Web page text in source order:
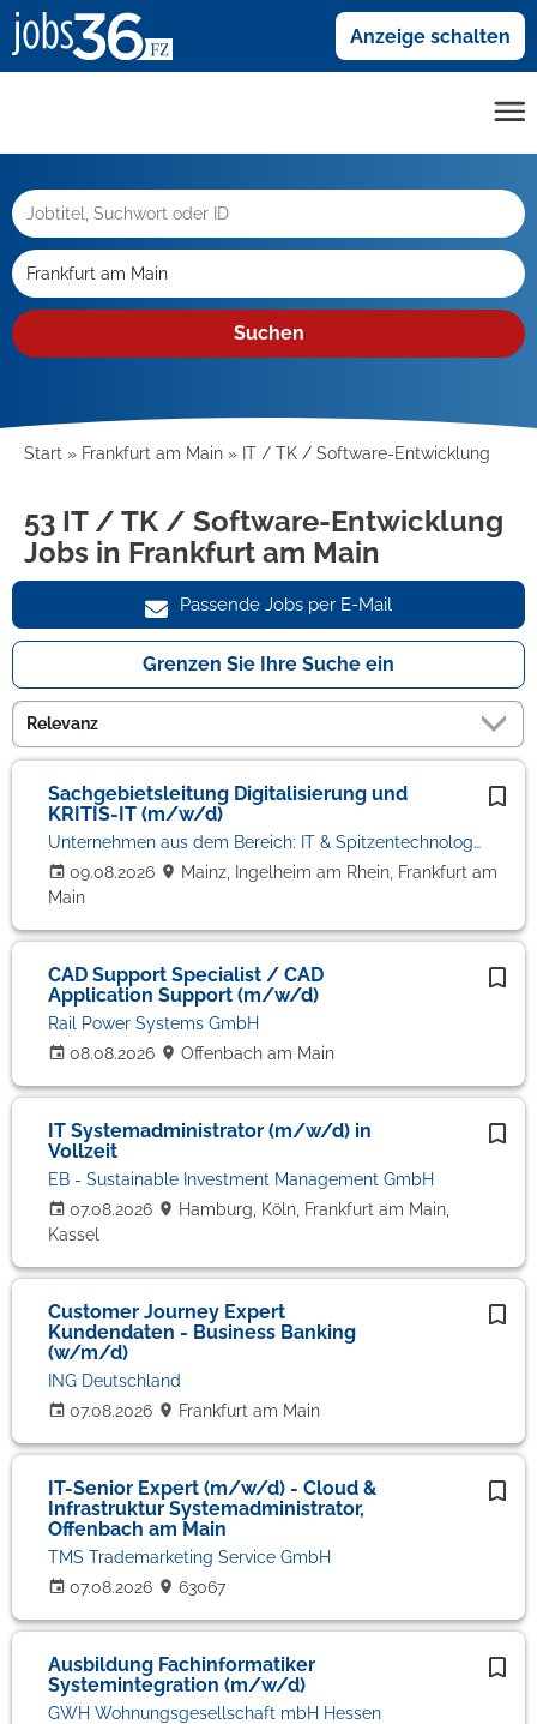
Anzeige schalten
Suchen
Start Frankfurt am Main IT / TK / Software-Entwicklung
53 IT / TK / Software-Entwicklung
Jobs in Frankfurt am Main
Passende Jobs per E-Mail
Grenzen Sie Ihre Suche ein
Sachgebietsleitung Digitalisierung und
KRITIS-IT (m/w/d)
09.08.2026
Unternehmen aus dem Bereich: IT & Spitzentechnologie
Mainz, Ingelheim am Rhein, Frankfurt am
Main
CAD Support Specialist / CAD
Application Support (m/w/d)
08.08.2026
Rail Power Systems GmbH
Offenbach am Main
IT Systemadministrator (m/w/d) in
Vollzeit
07.08.2026
EB - Sustainable Investment Management GmbH
Hamburg, Köln, Frankfurt am Main,
Kassel
Customer Journey Expert
Kundendaten - Business Banking
(w/m/d)
07.08.2026
ING Deutschland
Frankfurt am Main
IT-Senior Expert (m/w/d) - Cloud &
Infrastruktur Systemadministrator,
Offenbach am Main
07.08.2026
TMS Trademarketing Service GmbH
63067
Ausbildung Fachinformatiker
Systemintegration (m/w/d)
GWH Wohnungsgesellschaft mbH Hessen